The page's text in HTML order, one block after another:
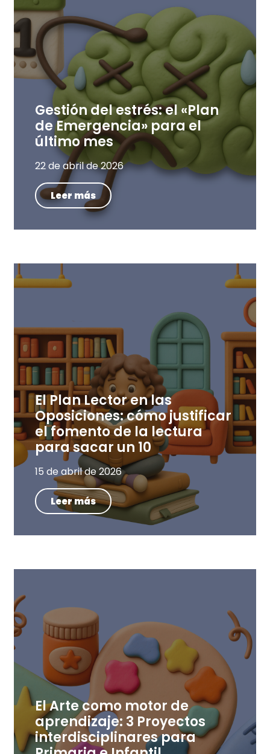
Gestión del estrés: el «Plan
de Emergencia» para el
último mes
22 de abril de 2026
Leer más
El Plan Lector en las
Oposiciones: cómo justificar
el fomento de la lectura
para sacar un 10
15 de abril de 2026
Leer más
El Arte como motor de
aprendizaje: 3 Proyectos
interdisciplinares para